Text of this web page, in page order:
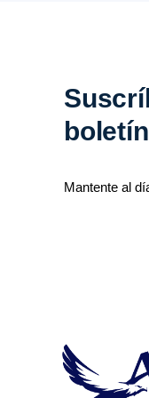
Mantente al